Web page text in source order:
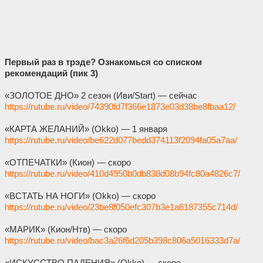
Первый раз в трэде? Ознакомься со списком
рекомендаций (пик 3)
«ЗОЛОТОЕ ДНО» 2 сезон (Иви/Start) — сейчас
https://rutube.ru/video/74390fd7f366e1873e03d38be8fbaa12/
«КАРТА ЖЕЛАНИЙ» (Okko) — 1 января
https://rutube.ru/video/be622d077bedd374113f2094fa05a7aa/
«ОТПЕЧАТКИ» (Кион) — скоро
https://rutube.ru/video/410d4950b0db838d08b94fc80a4826c7/
«ВСТАТЬ НА НОГИ» (Okko) — скоро
https://rutube.ru/video/23be8f050efc307b3e1a6187355c714d/
«МАРИК» (Кион/Нтв) — скоро
https://rutube.ru/video/bac3a26f6d205b398c806a5016333d7a/